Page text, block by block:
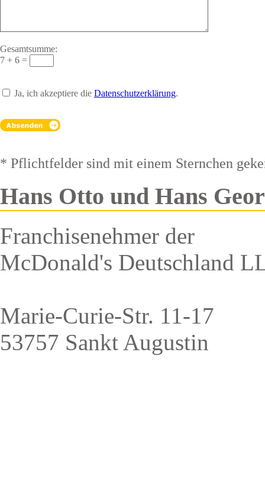
Gesamtsumme:
7 + 6 =
Ja, ich akzeptiere die Datenschutzerklärung.
* Pflichtfelder sind mit einem Sternchen
Hans Otto und Hans
Franchisenehmer der
McDonald's Deutschland
Marie-Curie-Str. 11-17
53757 Sankt Augustin